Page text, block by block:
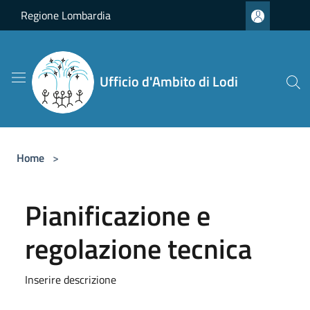
Salta al contenuto principale
Regione Lombardia
Ufficio d'Ambito di Lodi
Home >
Pianificazione e
regolazione tecnica
Inserire descrizione